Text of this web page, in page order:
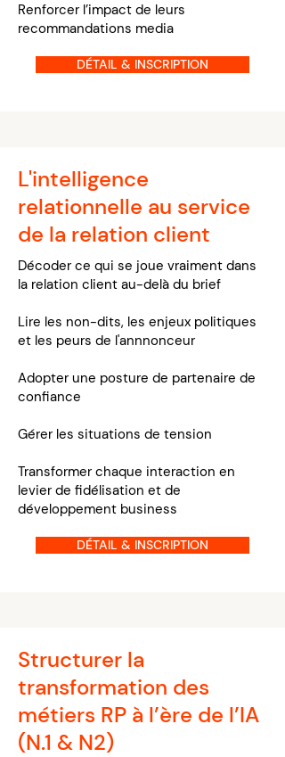
Renforcer l’impact de leurs
recommandations media
DÉTAIL & INSCRIPTION
L'intelligence
relationnelle au service
de la relation client
Décoder ce qui se joue vraiment dans
la relation client au-delà du brief
Lire les non-dits, les enjeux politiques
et les peurs de l'annnonceur
Adopter une posture de partenaire de
confiance
Gérer les situations de tension
Transformer chaque interaction en
levier de fidélisation et de
développement business
DÉTAIL & INSCRIPTION
Structurer la
transformation des
métiers RP à l’ère de l’IA
(N.1 & N2)